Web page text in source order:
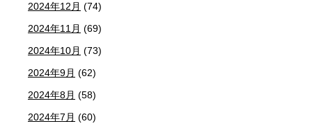
2024年12月 (74)
2024年11月 (69)
2024年10月 (73)
2024年9月 (62)
2024年8月 (58)
2024年7月 (60)